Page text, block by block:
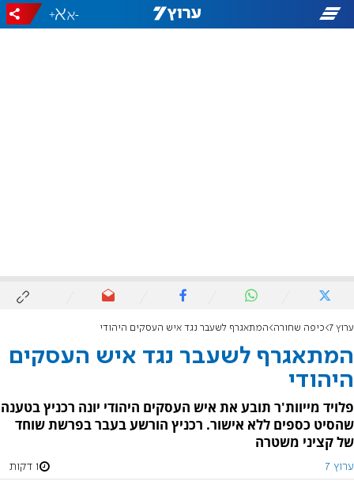
-
+
ערוץ 7 כיפה שחורה המתאגרף לשעבר נגד איש העסקים היהודי
המתאגרף לשעבר נגד איש העסקים
היהודי
פלויד מייוות'ר תובע את איש העסקים היהודי יונה רכניץ בטענה
שהסיט כספים ללא אישור. רכניץ הורשע בעבר בפרשת שוחד
של קציני משטרה
ערוץ 7 1 דקות